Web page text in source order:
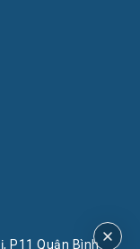
P11 Quận Bình